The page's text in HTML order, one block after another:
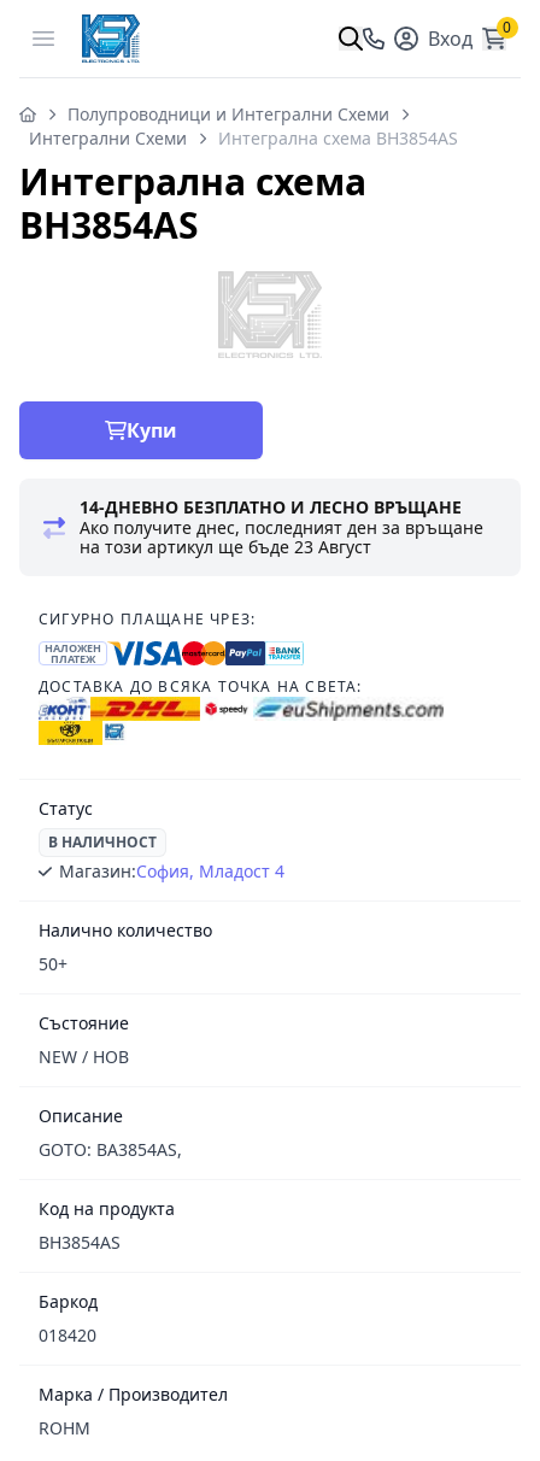
Open menu Вход 0
Полупроводници и Интегрални Схеми
Интегрални Схеми
Интегрална схема BH3854AS
Интегрална схема
BH3854AS
Купи
14-ДНЕВНО БЕЗПЛАТНО И ЛЕСНО ВРЪЩАНЕ
Ако получите днес, последният ден за връщане
на този артикул ще бъде23 Август
СИГУРНО ПЛАЩАНЕ ЧРЕЗ:
НАЛОЖЕН
ПЛАТЕЖ
ДОСТАВКА ДО ВСЯКА ТОЧКА НА СВЕТА:
Статус
В НАЛИЧНОСТ
Магазин:София, Младост 4
Налично количество
50+
Състояние
NEW / НОВ
Описание
GOTO: BA3854AS,
Код на продукта
BH3854AS
Баркод
018420
Марка / Производител
ROHM